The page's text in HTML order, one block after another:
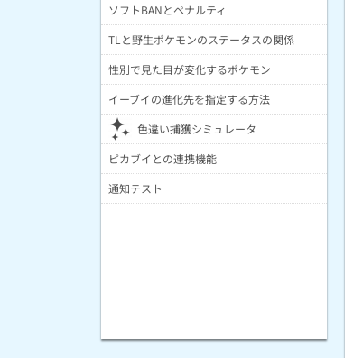
ソフトBANとペナルティ
TLと野生ポケモンのステータスの関係
性別で見た目が変化するポケモン
イーブイの進化先を指定する方法
色違い捕獲シミュレータ
ピカブイとの連携機能
通知テスト